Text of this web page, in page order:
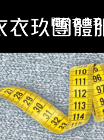
關於衣衣玖